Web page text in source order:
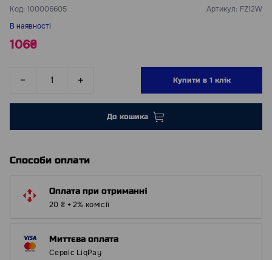
Код: 100006605 Артикул: FZ12W
В наявності
106₴
Купити в 1 клік
До кошика
Способи оплати
Оплата при отриманні
20 ₴ + 2% комісії
Миттєва оплата
Сервіс LiqPay